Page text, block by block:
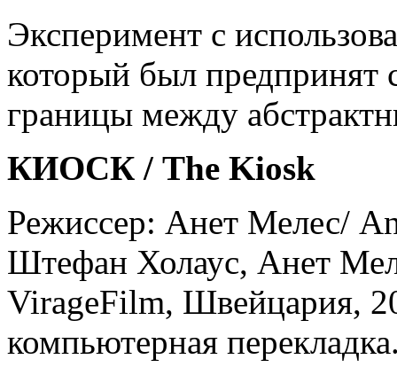
Эксперимент с
который был предпринят
границы между
КИОСК / The Kiosk
Режиссер: Анет Мелес/
Штефан Холаус, Анет
VirageFilm, Швейцария,
компьютерная